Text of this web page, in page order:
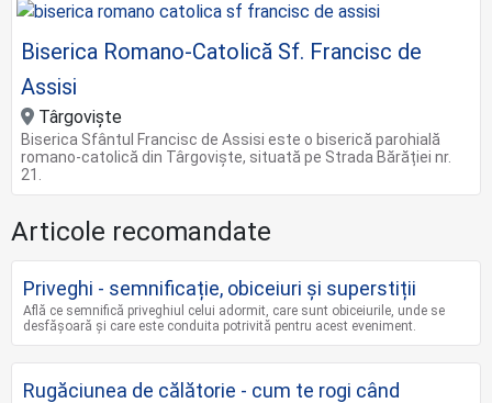
Biserica Romano-Catolică Sf. Francisc de
Assisi
Târgoviște
Biserica Sfântul Francisc de Assisi este o biserică parohială
romano-catolică din Târgoviște, situată pe Strada Bărăției nr.
21.
Articole recomandate
Priveghi - semnificație, obiceiuri și superstiții
Află ce semnifică priveghiul celui adormit, care sunt obiceiurile, unde se
desfășoară și care este conduita potrivită pentru acest eveniment.
Rugăciunea de călătorie - cum te rogi când